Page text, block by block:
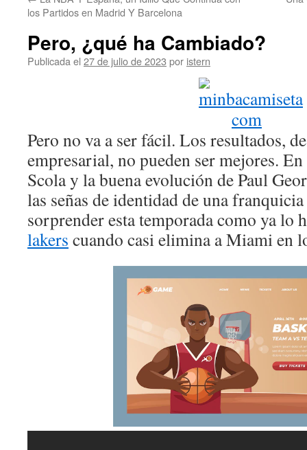
los Partidos en Madrid Y Barcelona
Pero, ¿qué ha Cambiado?
Publicada el 27 de julio de 2023 por istern
Pero no va a ser fácil. Los resultados,
empresarial, no pueden ser mejores.
Scola y la buena evolución de Paul
las señas de identidad de una
sorprender esta temporada como ya lo
lakers cuando casi elimina a Miami en